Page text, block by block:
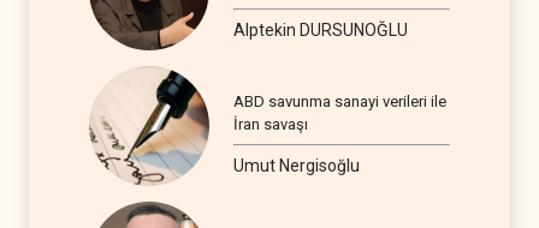
Alptekin DURSUNOĞLU
ABD savunma sanayi verileri ile
İran savaşı
Umut Nergisoğlu